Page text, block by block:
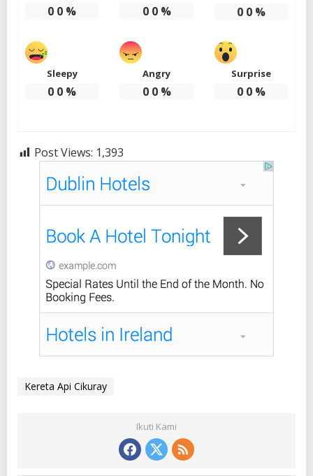
0 0 % 0 0% 0 0%
Sleepy
0 0 %
Angry
0 0%
Surprise
0 0%
Post Views: 1,393
Kereta Api Cikuray
Ikuti Kami